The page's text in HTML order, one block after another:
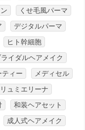
くせ毛風パーマ
デジタルパーマ
ヒト幹細胞
ライダルヘアメイク
ティー
メディセル
リュミエリーナ
和装ヘアセット
成人式ヘアメイク